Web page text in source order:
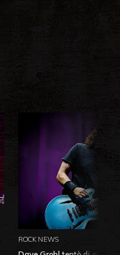
ROCK NEWS